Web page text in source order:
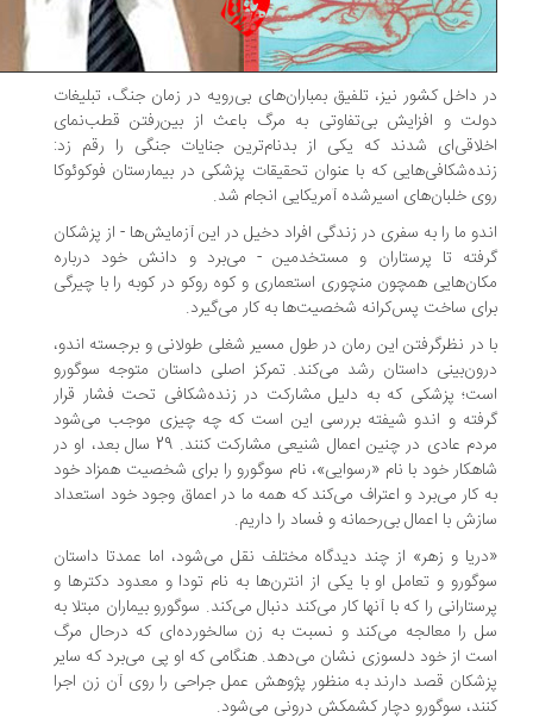
داخل کشور نیز، تلفیق بمباران‌های بی‌رویه در زمان جنگ، تبلیغات
و افزایش بی‌تفاوتی به مرگ باعث از بین‌رفتن قطب‌نمای
شدند که یکی از بدنام‌ترین جنایات جنگی را رقم زد:
که با عنوان تحقیقات پزشکی در بیمارستان فوکوئوکا
خلبان‌های اسیرشده آمریکایی انجام شد.
ما را به سفری در زندگی افراد دخیل در این آزمایش‌ها - از پزشکان
تا پرستاران و مستخدمین - می‌برد و دانش خود درباره
همچون منچوری استعماری و کوه روکو در کوبه را با چیرگی
ساخت پس‌کرانه شخصیت‌ها به کار می‌گیرد.
در نظرگرفتن این رمان در طول مسیر شغلی طولانی و برجسته اندو،
داستان رشد می‌کند. تمرکز اصلی داستان متوجه سوگورو
پزشکی که به دلیل مشارکت در زنده‌شکافی تحت فشار قرار
و اندو شیفته بررسی این است که چه چیزی موجب می‌شود
مردم عادی در چنین اعمال شنیعی مشارکت کنند. 29 سال بعد، او در
خود با نام «رسوایی»، نام سوگورو را برای شخصیت همزاد خود
کار می‌برد و اعتراف می‌کند که همه ما در اعماق وجود خود استعداد
با اعمال بی‌رحمانه و فساد را داریم.
و زهر» از چند دیدگاه مختلف نقل می‌شود، اما عمدتا داستان
و تعامل او با یکی از انترن‌ها به نام تودا و معدود دکترها و
را که با آنها کار می‌کند دنبال می‌کند. سوگورو بیماران مبتلا به
را معالجه می‌کند و نسبت به زن سالخورده‌ای که درحال مرگ
از خود دلسوزی نشان می‌دهد. هنگامی که او پی می‌برد که سایر
قصد دارند به منظور پژوهش عمل جراحی را روی آن زن اجرا
سوگورو دچار کشمکش درونی می‌شود.